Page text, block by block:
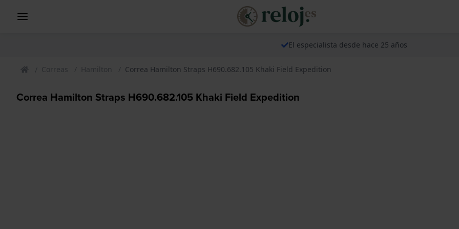
El especialista desde hace 25 años
Correas Hamilton Correa Hamilton Straps H690.682.105 Khaki Field Expedition
Correa Hamilton Straps H690.682.105 Khaki Field Expedition